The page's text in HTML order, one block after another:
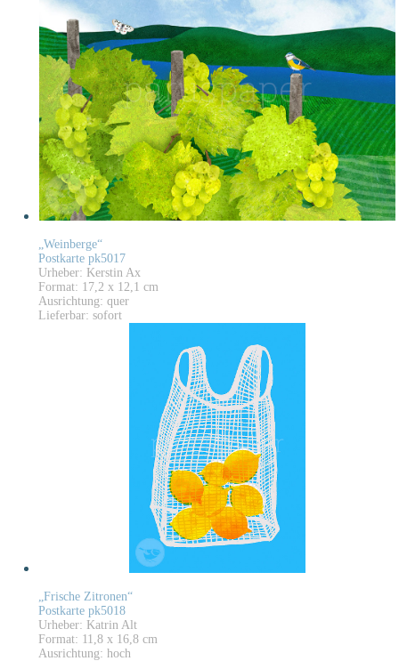
„Weinberge“
Postkarte pk5017
Urheber: Kerstin Ax
Format: 17,2 x 12,1 cm
Ausrichtung: quer
Lieferbar: sofort
„Frische Zitronen“
Postkarte pk5018
Urheber: Katrin Alt
Format: 11,8 x 16,8 cm
Ausrichtung: hoch